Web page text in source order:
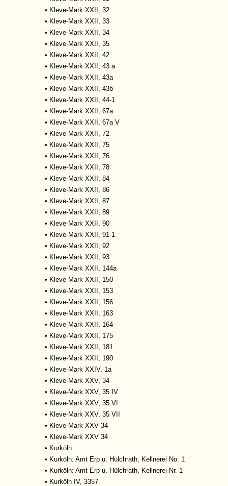
• Kleve-Mark XXII, 32
• Kleve-Mark XXII, 33
• Kleve-Mark XXII, 34
• Kleve-Mark XXII, 35
• Kleve-Mark XXII, 42
• Kleve-Mark XXII, 43 a
• Kleve-Mark XXII, 43a
• Kleve-Mark XXII, 43b
• Kleve-Mark XXII, 44-1
• Kleve-Mark XXII, 67a
• Kleve-Mark XXII, 67a V
• Kleve-Mark XXII, 72
• Kleve-Mark XXII, 75
• Kleve-Mark XXII, 76
• Kleve-Mark XXII, 78
• Kleve-Mark XXII, 84
• Kleve-Mark XXII, 86
• Kleve-Mark XXII, 87
• Kleve-Mark XXII, 89
• Kleve-Mark XXII, 90
• Kleve-Mark XXII, 91 1
• Kleve-Mark XXII, 92
• Kleve-Mark XXII, 93
• Kleve-Mark XXII, 144a
• Kleve-Mark XXII, 150
• Kleve-Mark XXII, 153
• Kleve-Mark XXII, 156
• Kleve-Mark XXII, 163
• Kleve-Mark XXII, 164
• Kleve-Mark XXII, 175
• Kleve-Mark XXII, 181
• Kleve-Mark XXII, 190
• Kleve-Mark XXIV, 1a
• Kleve-Mark XXV, 34
• Kleve-Mark XXV, 35 IV
• Kleve-Mark XXV, 35 VI
• Kleve-Mark XXV, 35 VII
• Kleve-Mark XXV 34
• Kleve-Mark XXV 34
• Kurköln
• Kurköln: Amt Erp u. Hülchrath, Kellnerei No. 1
• Kurköln: Amt Erp u. Hülchrath, Kellnerei Nr. 1
• Kurköln IV, 3357